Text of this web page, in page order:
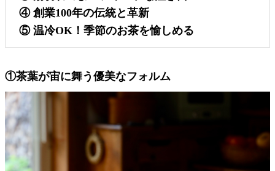
④ 創業100年の伝統と革新
⑤ 温冷OK！季節のお茶を愉しめる
①茶葉が宙に舞う優美なフォルム